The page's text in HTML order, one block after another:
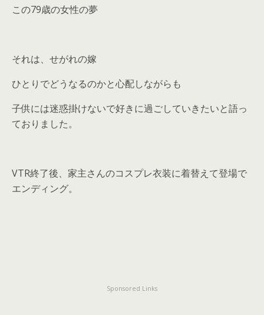
この79歳の女性の夢
それは、せがれの嫁
ひとりでどうなるのかと心配しながらも
子供には迷惑掛けないで好きに過ごしていきたいと語っ
ておりました。
VTR終了後、家主さんのコスプレ衣装に着替えて登場で
エンディング。
Sponsored Links